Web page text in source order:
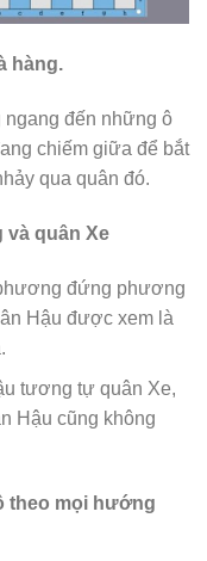
hàng.
ngang đến những ô
chiếm giữa để bắt
qua quân đó.
và quân Xe
đứng phương
Hậu được xem là
tương tự quân Xe,
Hậu cũng không
theo mọi hướng